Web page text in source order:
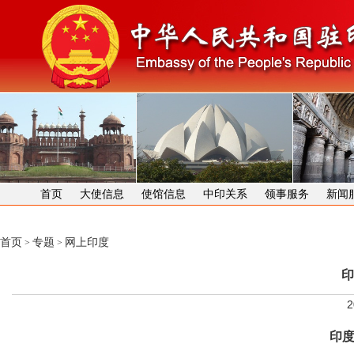
首页 大使信息 使馆信息 中印关系 领事服务 新闻
首页 > 专题 > 网上印度
印